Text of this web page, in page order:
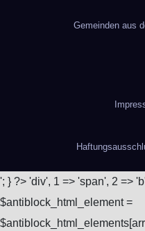
Gemeinden aus
'; } ?> 'div', 1 => 'span', 2 =>
$antiblock_html_element =